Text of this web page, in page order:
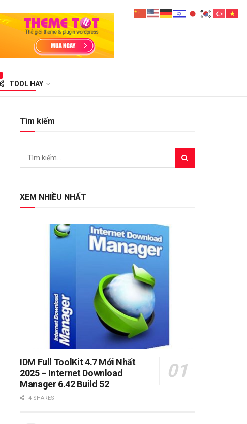
TOOL HAY
Tìm kiếm
XEM NHIỀU NHẤT
IDM Full ToolKit 4.7 Mới Nhất
2025 – Internet Download
Manager 6.42 Build 52
4 SHARES